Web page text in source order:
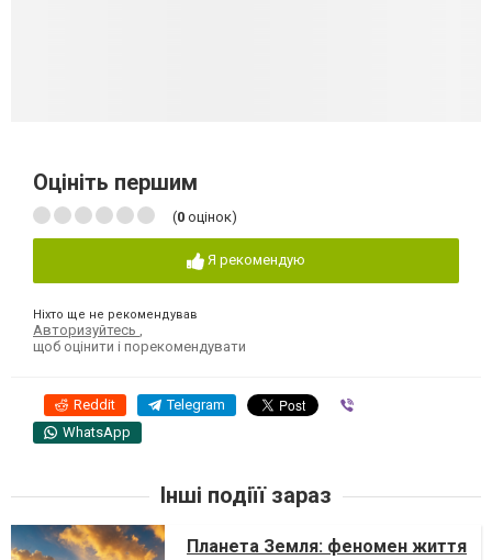
Оцініть першим
(0 оцінок)
Я рекомендую
Ніхто ще не рекомендував
Авторизуйтесь
щоб оцінити і порекомендувати
Reddit Telegram
WhatsApp
Інші подіїї зараз
Планета Земля: феномен життя